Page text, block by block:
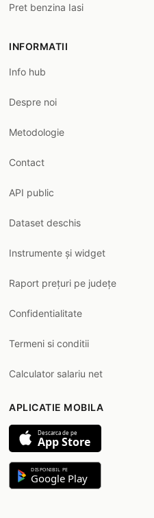
Pret benzina Iasi
INFORMATII
Info hub
Despre noi
Metodologie
Contact
API public
Dataset deschis
Instrumente și widget
Raport prețuri pe județe
Confidentialitate
Termeni si conditii
Calculator salariu net
APLICATIE MOBILA
Descarca de pe
App Store
DISPONIBIL PE
Google Play